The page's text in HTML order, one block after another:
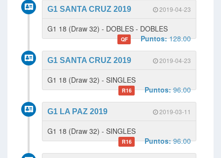
2019-04-23
G1 SANTA CRUZ 2019
G1 18 (Draw 32) - DOBLES - DOBLES
QF Puntos:128.00
2019-04-23
G1 SANTA CRUZ 2019
G1 18 (Draw 32) - SINGLES
R16 Puntos:96.00
2019-03-11
G1 LA PAZ 2019
G1 18 (Draw 32) - SINGLES
R16 Puntos:96.00